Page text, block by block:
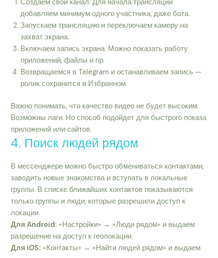
Создаем свой канал. Для начала трансляции
добавляем минимум одного участника, даже бота.
Запускаем трансляцию и переключаем камеру на
захват экрана.
Включаем запись экрана. Можно показать работу
приложений, файлы и пр.
Возвращаемся в Telegram и останавливаем запись —
ролик сохранится в Избранном.
Важно понимать, что качество видео не будет высоким.
Возможны лаги. Но способ подойдет для быстрого показа
приложений или сайтов.
4. Поиск людей рядом
В мессенджере можно быстро обмениваться контактами,
заводить новые знакомства и вступать в локальные
группы. В списке ближайших контактов показываются
только группы и люди, которые разрешили доступ к
локации.
Для Android: «Настройки» → «Люди рядом» и выдаем
разрешение на доступ к геолокации.
Для iOS: «Контакты» → «Найти людей рядом» и выдаем